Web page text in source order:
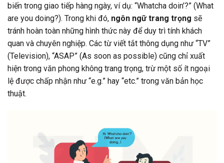
biến trong giao tiếp hàng ngày, ví dụ: “Whatcha doin’?” (What
are you doing?). Trong khi đó, ngôn ngữ trang trọng sẽ
tránh hoàn toàn những hình thức này để duy trì tính khách
quan và chuyên nghiệp. Các từ viết tắt thông dụng như “TV”
(Television), “ASAP” (As soon as possible) cũng chỉ xuất
hiện trong văn phong không trang trọng, trừ một số ít ngoại
lệ được chấp nhận như “e.g.” hay “etc.” trong văn bản học
thuật.